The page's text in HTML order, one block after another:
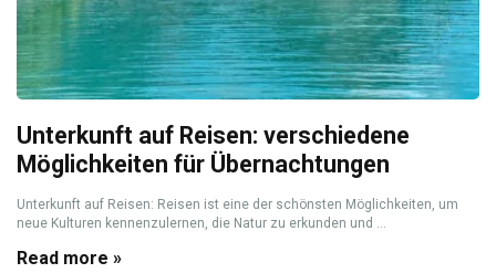
Unterkunft auf Reisen: verschiedene
Möglichkeiten für Übernachtungen
Unterkunft auf Reisen: Reisen ist eine der schönsten Möglichkeiten, um
neue Kulturen kennenzulernen, die Natur zu erkunden und ...
Read more »